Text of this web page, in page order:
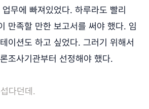
무에 빠져있었다. 하루라도 빨리
만족할 만한 보고서를 써야 했다. 임
이션도 하고 싶었다. 그러기 위해서
조사기관부터 선정해야 했다.
다던데.